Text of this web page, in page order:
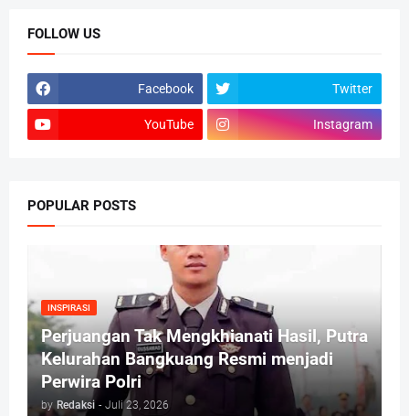
FOLLOW US
Facebook Twitter
YouTube Instagram
POPULAR POSTS
INSPIRASI
Perjuangan Tak Mengkhianati Hasil, Putra
Kelurahan Bangkuang Resmi menjadi
Perwira Polri
by Redaksi - Juli 23, 2026